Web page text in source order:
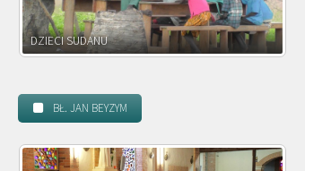
DZIECI ZAMBII
BŁ. JAN BEYZYM